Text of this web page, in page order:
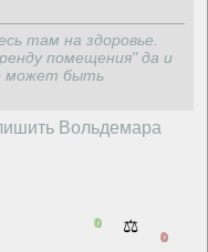
там на здоровье.
помещения" да и
может быть
Вольдемара
0 ⚖️
0